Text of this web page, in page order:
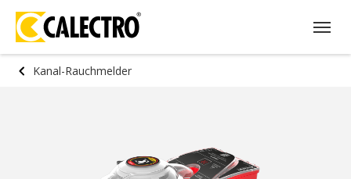
Kanal-Rauchmelder